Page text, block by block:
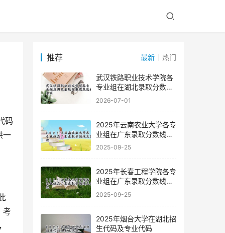
一
考
推荐 最新 热门
武汉铁路职业技术学院各
专业组在湖北录取分数线
及选科要求
2026-07-01
2025年云南农业大学各专
业组在广东录取分数线及
位次
2025-09-25
2025年长春工程学院各专
业组在广东录取分数线及
位次
2025-09-25
2025年烟台大学在湖北招
生代码及专业代码